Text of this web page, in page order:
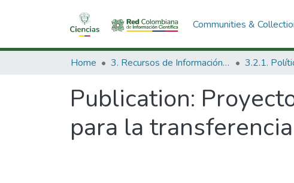
Communities &
Home 3. Recursos de Información Científica y Tecnológica
Publication:
para la